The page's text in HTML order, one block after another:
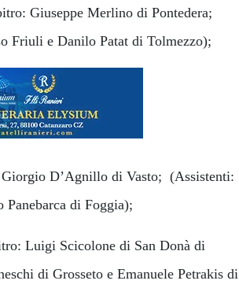
Giuseppe Merlino di Pontedera;
Friuli e Danilo Patat di Tolmezzo);
D’Agnillo di Vasto; (Assistenti:
di Foggia);
Luigi Scicolone di San Donà di
di Grosseto e Emanuele Petrakis di